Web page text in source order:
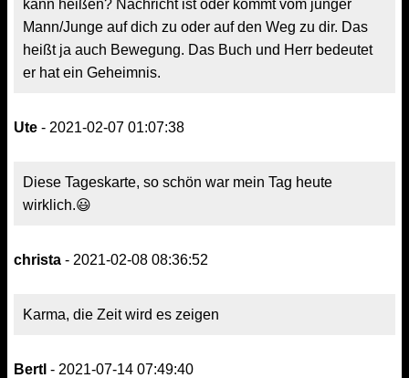
kann heißen? Nachricht ist oder kommt vom junger
Mann/Junge auf dich zu oder auf den Weg zu dir. Das
heißt ja auch Bewegung. Das Buch und Herr bedeutet
er hat ein Geheimnis.
Ute - 2021-02-07 01:07:38
Diese Tageskarte, so schön war mein Tag heute
wirklich.😃
christa - 2021-02-08 08:36:52
Karma, die Zeit wird es zeigen
Bertl - 2021-07-14 07:49:40